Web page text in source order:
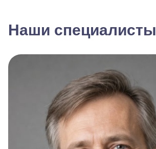
Наши специалисты